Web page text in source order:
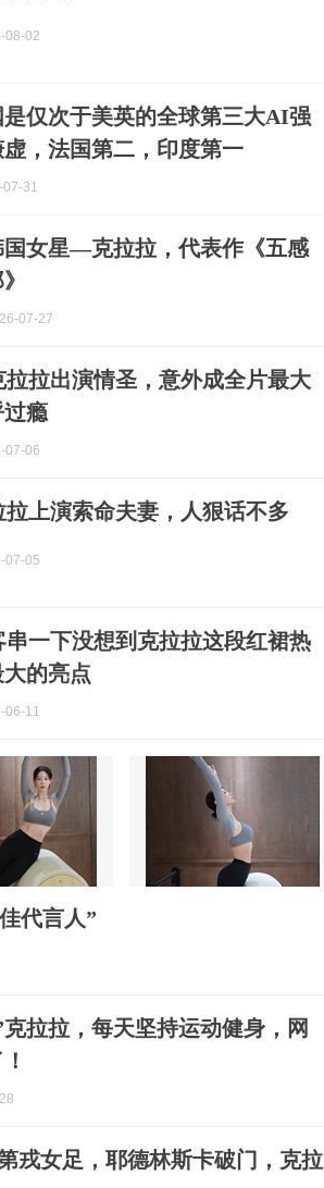
08-02
仅次于美英的全球第三大AI强
，法国第二，印度第一
07-31
国女星—克拉拉，代表作《五感
07-27
拉拉出演情圣，意外成全片最大
瘾
07-06
上演索命夫妻，人狠话不多
07-05
串一下没想到克拉拉这段红裙热
的亮点
06-11
代言人”
拉拉，每天坚持运动健身，网
戎女足，耶德林斯卡破门，克拉